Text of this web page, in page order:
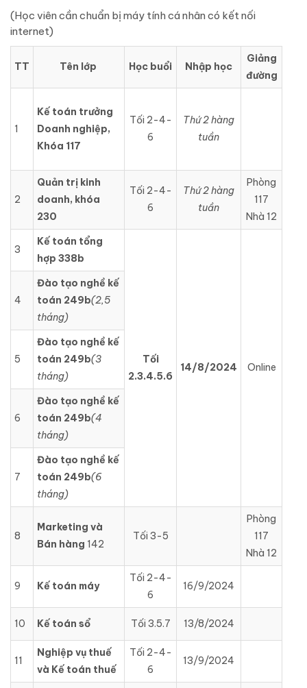
(Học viên cần chuẩn bị máy tính cá nhân có kết nối
internet)
TT Tên lớp Học buổi Nhập học
Giảng
đường
1
Kế toán trưởng
Doanh nghiệp,
Khóa 117
Tối 2-4-
6
Thứ 2 hàng
tuần
2
Quản trị kinh
doanh, khóa
230
Tối 2-4-
6
Thứ 2 hàng
tuần
Phòng
117
Nhà 12
3
Kế toán tổng
hợp 338b
Tối
2.3.4.5.6
14/8/2024 Online
4
Đào tạo nghề kế
toán 249b(2,5
tháng)
5
Đào tạo nghề kế
toán 249b(3
tháng)
6
Đào tạo nghề kế
toán 249b(4
tháng)
7
Đào tạo nghề kế
toán 249b(6
tháng)
8
Marketing và
Bán hàng 142
Tối 3-5
Phòng
117
Nhà 12
9 Kế toán máy
Tối 2-4-
6
16/9/2024
10 Kế toán sổ Tối 3.5.7 13/8/2024
11
Nghiệp vụ thuế
và Kế toán thuế
Tối 2-4-
6
13/9/2024